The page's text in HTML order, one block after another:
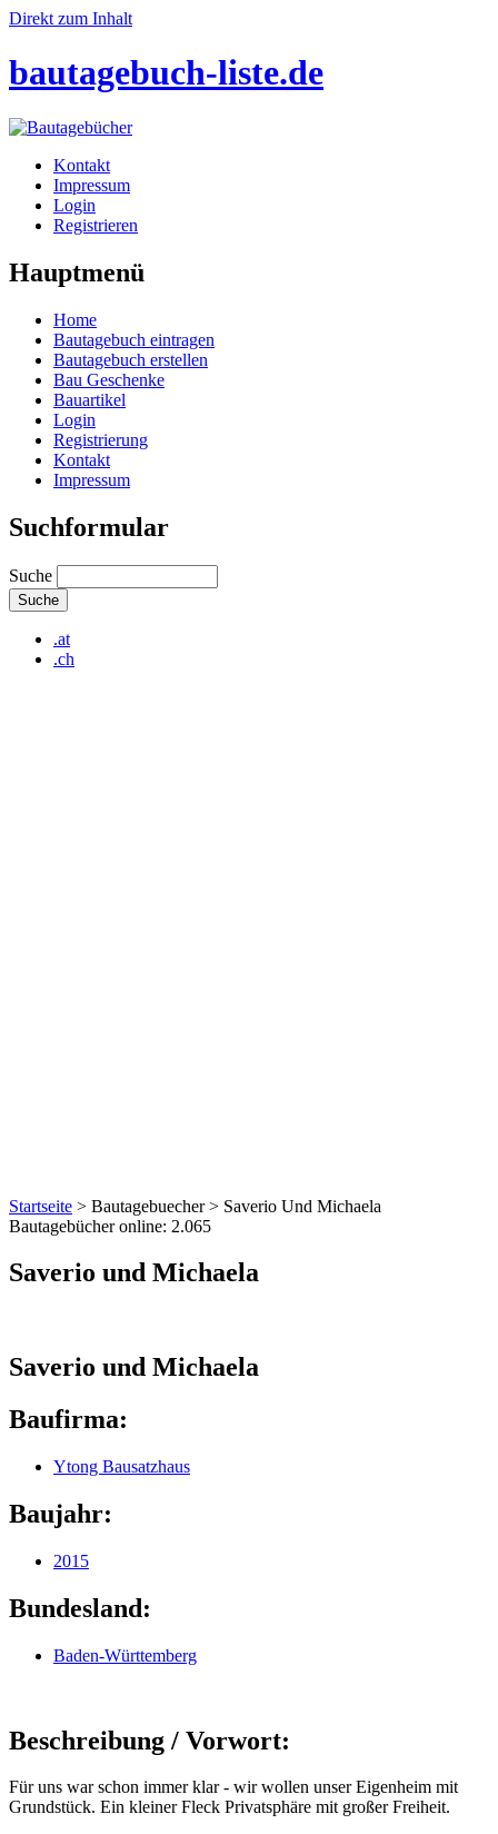
Direkt zum Inhalt
bautagebuch-liste.de
Kontakt
Impressum
Login
Registrieren
Hauptmenü
Home
Bautagebuch eintragen
Bautagebuch erstellen
Bau Geschenke
Bauartikel
Login
Registrierung
Kontakt
Impressum
Suchformular
Suche
.at
.ch
Startseite > Bautagebuecher > Saverio Und Michaela
Bautagebücher online: 2.065
Saverio und Michaela
Saverio und Michaela
Baufirma:
Ytong Bausatzhaus
Baujahr:
2015
Bundesland:
Baden-Württemberg
Beschreibung / Vorwort:
Für uns war schon immer klar - wir wollen unser Eigenheim mit
Grundstück. Ein kleiner Fleck Privatsphäre mit großer Freiheit.